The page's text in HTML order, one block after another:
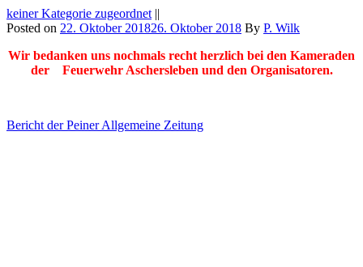
keiner Kategorie zugeordnet ||
Posted on 22. Oktober 201826. Oktober 2018 By P. Wilk
Wir bedanken uns nochmals recht herzlich bei den Kameraden
der Feuerwehr Aschersleben und den Organisatoren.
Bericht der Peiner Allgemeine Zeitung